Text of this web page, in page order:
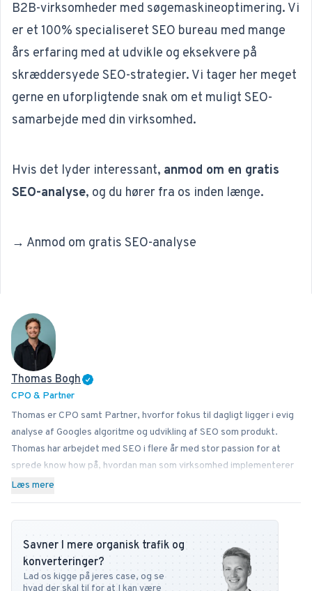
B2B-virksomheder med søgemaskineoptimering. Vi
er et 100% specialiseret SEO bureau med mange
års erfaring med at udvikle og eksekvere på
skræddersyede SEO-strategier. Vi tager her meget
gerne en uforpligtende snak om et muligt SEO-
samarbejde med din virksomhed.
Hvis det lyder interessant, anmod om en gratis
SEO-analyse, og du hører fra os inden længe.
→ Anmod om gratis SEO-analyse
Thomas Bogh
CPO & Partner
Thomas er CPO samt Partner, hvorfor fokus til dagligt ligger i evig
analyse af Googles algoritme og udvikling af SEO som produkt.
Thomas har arbejdet med SEO i flere år med stor passion for at
sprede know how på, hvordan man som virksomhed implementerer
SEO bedst i sin forretning. Ved siden af Bonzer bidrager Thomas
i København. Har du ønsker eller spørgsmål vedr. SEO universet,
kan du altid kontakte ham på
Læs mere
Savner I mere organisk trafik og
konverteringer?
Lad os kigge på jeres case, og se
hvad der skal til for at I kan være